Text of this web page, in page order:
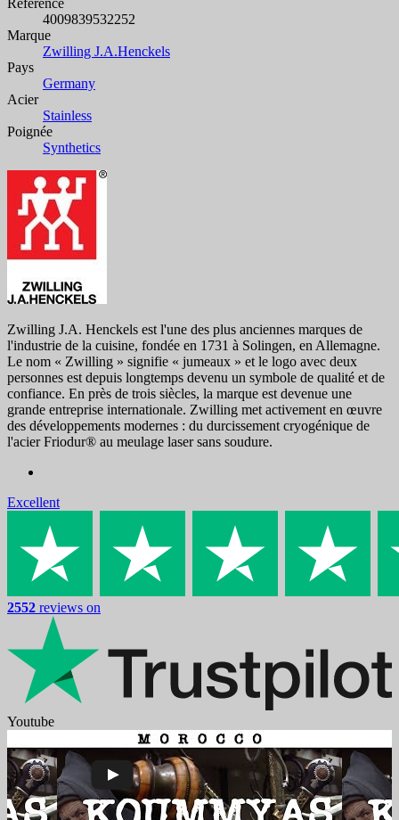
Référence
4009839532252
Marque
Zwilling J.A.Henckels
Pays
Germany
Acier
Stainless
Poignée
Synthetics
Zwilling J.A. Henckels est l'une des plus anciennes marques de
l'industrie de la cuisine, fondée en 1731 à Solingen, en Allemagne.
Le nom « Zwilling » signifie « jumeaux » et le logo avec deux
personnes est depuis longtemps devenu un symbole de qualité et de
confiance. En près de trois siècles, la marque est devenue une
grande entreprise internationale. Zwilling met activement en œuvre
des développements modernes : du durcissement cryogénique de
l'acier Friodur® au meulage laser sans soudure.
Excellent
2552 reviews on
Youtube